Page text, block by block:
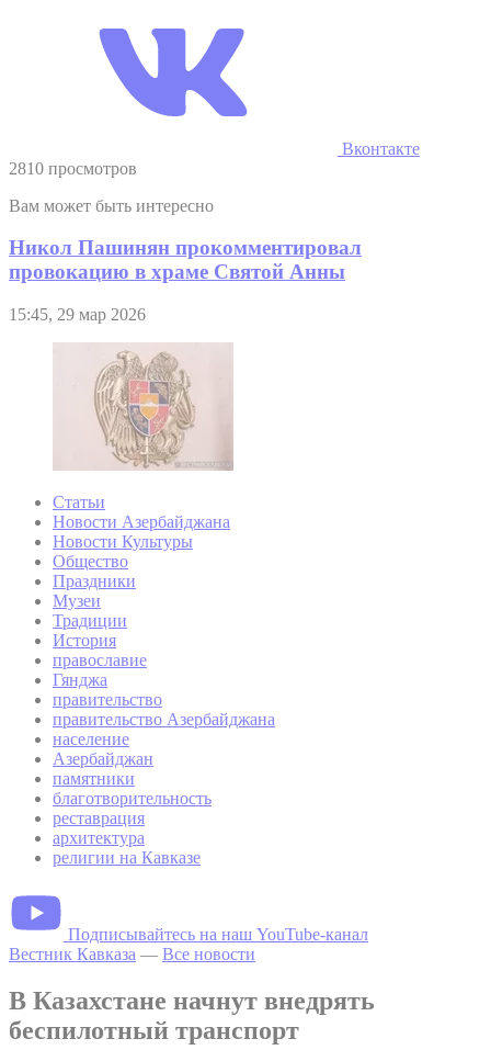
Вконтакте
2810 просмотров
Вам может быть интересно
Никол Пашинян прокомментировал
провокацию в храме Святой Анны
15:45, 29 мар 2026
Статьи
Новости Азербайджана
Новости Культуры
Общество
Праздники
Музеи
Традиции
История
православие
Гянджа
правительство
правительство Азербайджана
население
Азербайджан
памятники
благотворительность
реставрация
архитектура
религии на Кавказе
Подписывайтесь на наш YouTube-канал
Вестник Кавказа — Все новости
В Казахстане начнут внедрять
беспилотный транспорт